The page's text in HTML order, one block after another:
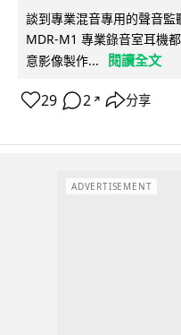
談到專業混音專用的聲音
MDR-M1 專業錄音室耳機
意影像製作...
閱讀全文
29 2 ↗ 分享
ADVERTISEMENT